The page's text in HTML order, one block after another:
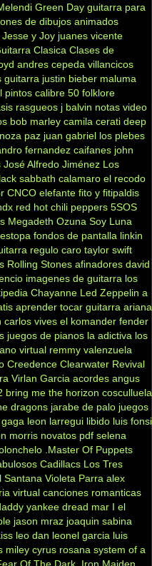
Green Day guitarra para
de dibujos animados
Jesse y Joy juanes vicente
Clasica Clases de
andres cepeda villancicos
guitarra justin bieber maluma
pintos calibre 50 folklore
rasgueos j balvin notas video
bob marley camila cerati deep
paz juan gabriel los plebes
fernandez caifanes john
José Alfredo Jiménez Los
sabbath calamaro el recodo
CNCO elefante fito y fitipaldis
red hot chili peppers 5SOS
Megadeth Ozuna Soy Luna
estopa fondos de pantalla linkin
regulo caro taylor swift
Rolling Stones afinadores david
imagenes de guitarra los
Chayanne Led Zeppelin a
aprender tocar guitarra ariana
carlos vives el komander fender
juegos de pianos la adictiva los
virtual remmy valenzuela
Creedence Clearwater Revival
Virlan Garcia acordes angus
bring me the horizon cosculluela
dragons jarabe de palo juegos
leon larregui libido luis fonsi
morris novatos pdf selena
.Master Of Puppets
Cadillacs Los Tres
Santana Violeta Parra alex
virtual canciones romanticas
yankee dread mar I el
jason mraz joaquin sabina
leo dan leonel garcia luis
miley cyrus rosana system of a